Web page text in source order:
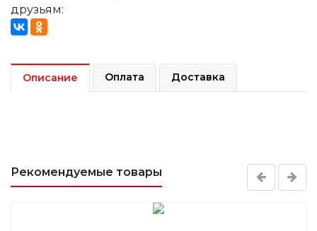
друзьям:
Описание Оплата Доставка
Рекомендуемые товары